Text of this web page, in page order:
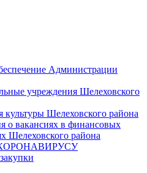
Администрации
учреждения Шелеховского
культуры Шелеховского района
о вакансиях в финансовых
Шелеховского района
КОРОНАВИРУСУ